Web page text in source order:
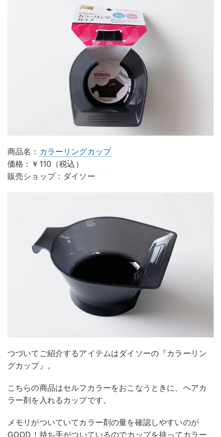
商品名： カラーリングカップ
価格：￥110（税込）
販売ショップ：ダイソー
つづいてご紹介するアイテムはダイソーの『カラーリン
グカップ』。
こちらの商品はセルフカラーをおこなうときに、ヘアカ
ラー剤を入れるカップです。
メモリがついていてカラー剤の量を確認しやすいのが
GOOD！持ち手がついているのでカップを持ってカラー